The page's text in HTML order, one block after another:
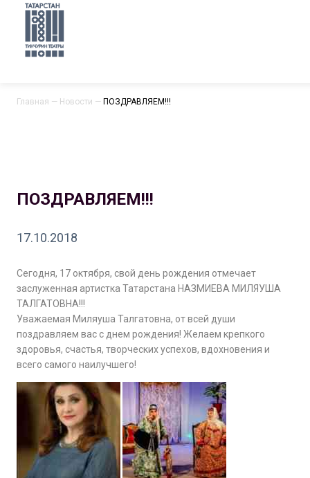
Главная — Новости — ПОЗДРАВЛЯЕМ!!!
ПОЗДРАВЛЯЕМ!!!
17.10.2018
Сегодня, 17 октября, свой день рождения отмечает
заслуженная артистка Татарстана НАЗМИЕВА МИЛЯУША
ТАЛГАТОВНА!!!
Уважаемая Миляуша Талгатовна, от всей души
поздравляем вас с днем рождения! Желаем крепкого
здоровья, счастья, творческих успехов, вдохновения и
всего самого наилучшего!